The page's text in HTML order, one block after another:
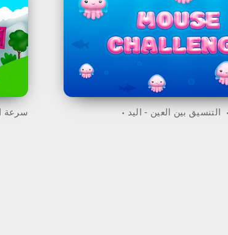
التنسيق بين العين - اليد
سرعة